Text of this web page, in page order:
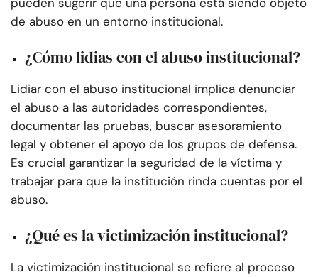
de abuso en un entorno institucional.
¿Cómo lidias con el abuso institucional?
Lidiar con el abuso institucional implica denunciar
el abuso a las autoridades correspondientes,
documentar las pruebas, buscar asesoramiento
legal y obtener el apoyo de los grupos de defensa.
Es crucial garantizar la seguridad de la víctima y
trabajar para que la institución rinda cuentas por el
abuso.
¿Qué es la victimización institucional?
La victimización institucional se refiere al proceso